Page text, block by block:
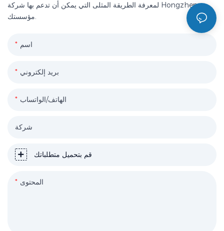
لمعرفة الطريقة المثلى التي يمكن أن تدعم بها شركة Hongzheng
مؤسستك.
اسم
بريد إلكتروني
الهاتف/الواتساب
شركة
قم بتحميل متطلباتك
المحتوى